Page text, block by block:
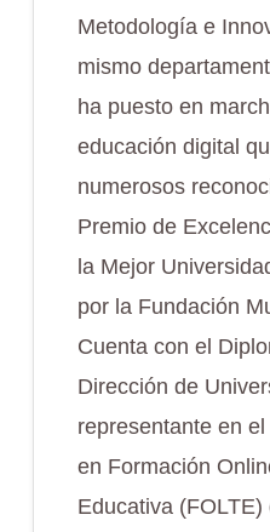
Metodología e
mismo
ha puesto en
educación digital
numerosos
Premio de
la Mejor
por la Fundación
Cuenta con el
Dirección de
representante en
en Formación
Educativa